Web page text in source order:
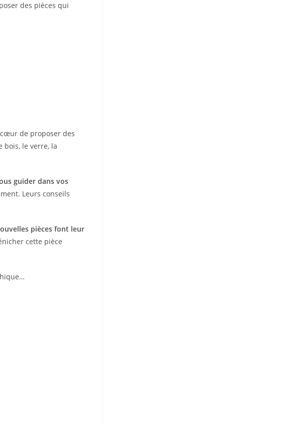
des pièces qui
de proposer des
le verre, la
guider dans vos
Leurs conseils
pièces font leur
cette pièce